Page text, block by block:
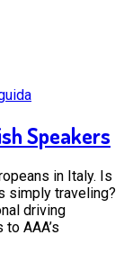
Speakers
in Italy. Is
simply traveling?
driving
AAA’s